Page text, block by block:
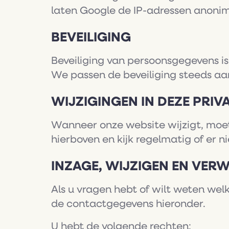
laten Google de IP-adressen
BEVEILIGING
Beveiliging van persoonsgegevens
We passen de beveiliging steeds
WIJZIGINGEN IN DEZE
Wanneer onze website wijzigt,
hierboven en kijk regelmatig of er
INZAGE, WIJZIGEN EN
Als u vragen hebt of wilt weten
de contactgegevens hieronder.
U hebt de volgende rechten: